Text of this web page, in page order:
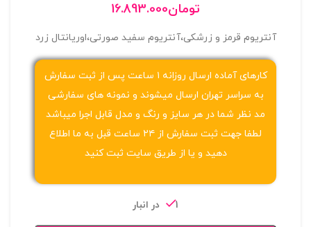
تومان16.893.000
آنتریوم قرمز و زرشکی،آنتریوم سفید صورتی،اوریانتال زرد
کارهای آماده ارسال روزانه ۱ ساعت پس از ثبت سفارش
به سراسر تهران ارسال میشوند و نمونه های سفارشی
مد نظر شما در هر سایز و رنگ و مدل قابل اجرا میباشد
لطفا جهت ثبت سفارش از ۲۴ ساعت قبل به ما اطلاع
دهید و یا از طریق سایت ثبت کنید
1 در انبار